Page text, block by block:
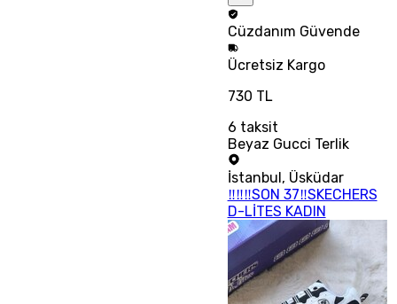
Cüzdanım Güvende
Ücretsiz Kargo
730 TL
6 taksit
Beyaz Gucci Terlik
İstanbul , Üsküdar
‼‼‼SON 37‼SKECHERS
D-LİTES KADIN